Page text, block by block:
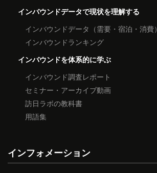
インバウンドデータで現状を理解する
インバウンドデータ（需要・宿泊・消費）
インバウンドランキング
インバウンドを体系的に学ぶ
インバウンド調査レポート
セミナー・アーカイブ動画
訪日ラボの教科書
用語集
インフォメーション